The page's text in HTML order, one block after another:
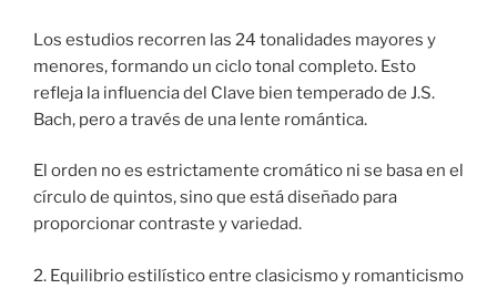
Los estudios recorren las 24 tonalidades mayores y
menores, formando un ciclo tonal completo. Esto
refleja la influencia del Clave bien temperado de J.S.
Bach, pero a través de una lente romántica.
El orden no es estrictamente cromático ni se basa en el
círculo de quintos, sino que está diseñado para
proporcionar contraste y variedad.
2. Equilibrio estilístico entre clasicismo y romanticismo